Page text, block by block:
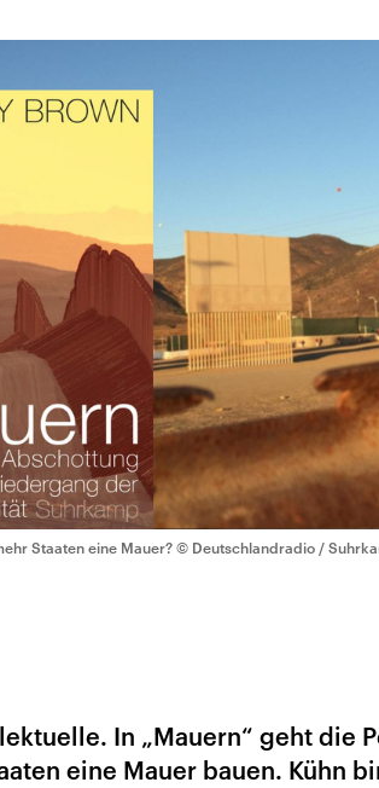
Staaten eine Mauer? © Deutschlandradio /
In „Mauern“ geht die
eine Mauer bauen. Kühn